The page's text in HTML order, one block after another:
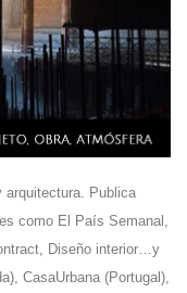
Publica
como El País Semanal,
Diseño interior…y
CasaUrbana (Portugal),